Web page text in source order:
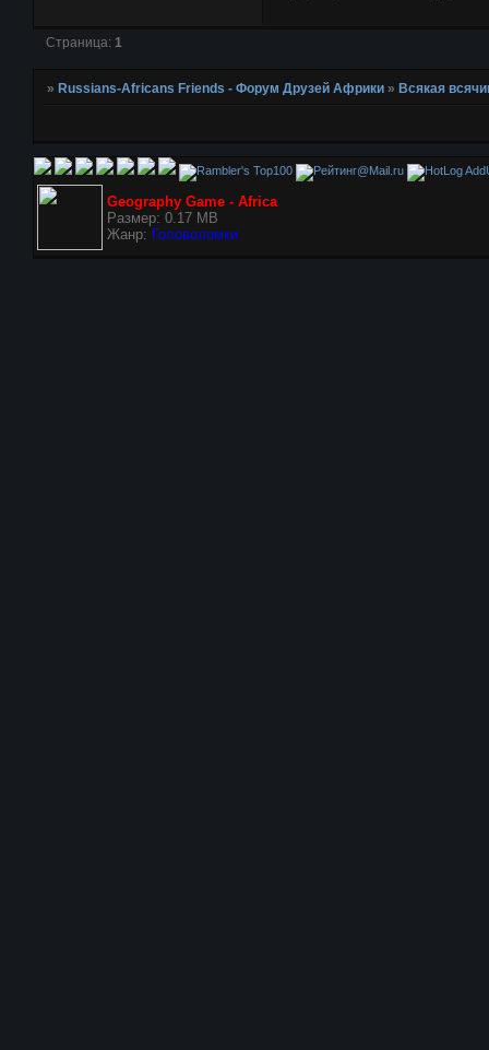
Страница: 1
»Russians-Africans Friends - Форум Друзей Африки »Всякая
Geography Game - Africa
Размер: 0.17 MB
Жанр: Головоломки